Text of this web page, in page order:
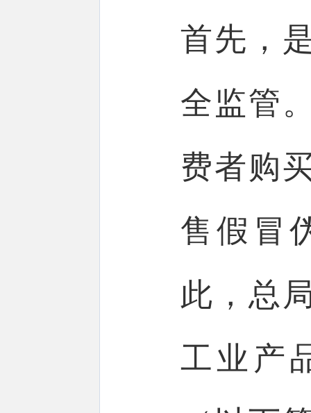
首先，
全监管
费者购
售假冒
此，总
工业产